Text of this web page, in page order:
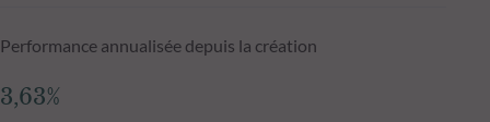
Performance annualisée depuis la création
3,63%